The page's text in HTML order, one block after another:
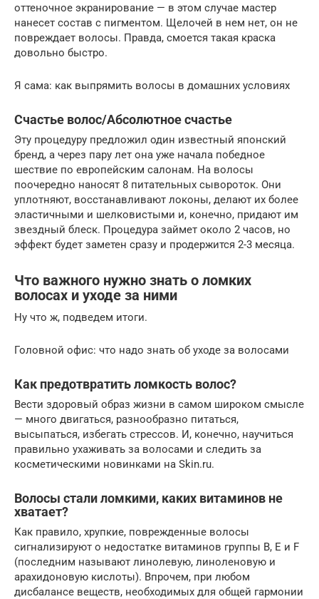
оттеночное экранирование — в этом случае мастер
нанесет состав с пигментом. Щелочей в нем нет, он не
повреждает волосы. Правда, смоется такая краска
довольно быстро.
Я сама: как выпрямить волосы в домашних условиях
Счастье волос/Абсолютное счастье
Эту процедуру предложил один известный японский
бренд, а через пару лет она уже начала победное
шествие по европейским салонам. На волосы
поочередно наносят 8 питательных сывороток. Они
уплотняют, восстанавливают локоны, делают их более
эластичными и шелковистыми и, конечно, придают им
звездный блеск. Процедура займет около 2 часов, но
эффект будет заметен сразу и продержится 2-3 месяца.
Что важного нужно знать о ломких
волосах и уходе за ними
Ну что ж, подведем итоги.
Головной офис: что надо знать об уходе за волосами
Как предотвратить ломкость волос?
Вести здоровый образ жизни в самом широком смысле
— много двигаться, разнообразно питаться,
высыпаться, избегать стрессов. И, конечно, научиться
правильно ухаживать за волосами и следить за
косметическими новинками на Skin.ru.
Волосы стали ломкими, каких витаминов не
хватает?
Как правило, хрупкие, поврежденные волосы
сигнализируют о недостатке витаминов группы В, Е и F
(последним называют линолевую, линоленовую и
арахидоновую кислоты). Впрочем, при любом
дисбалансе веществ, необходимых для общей гармонии